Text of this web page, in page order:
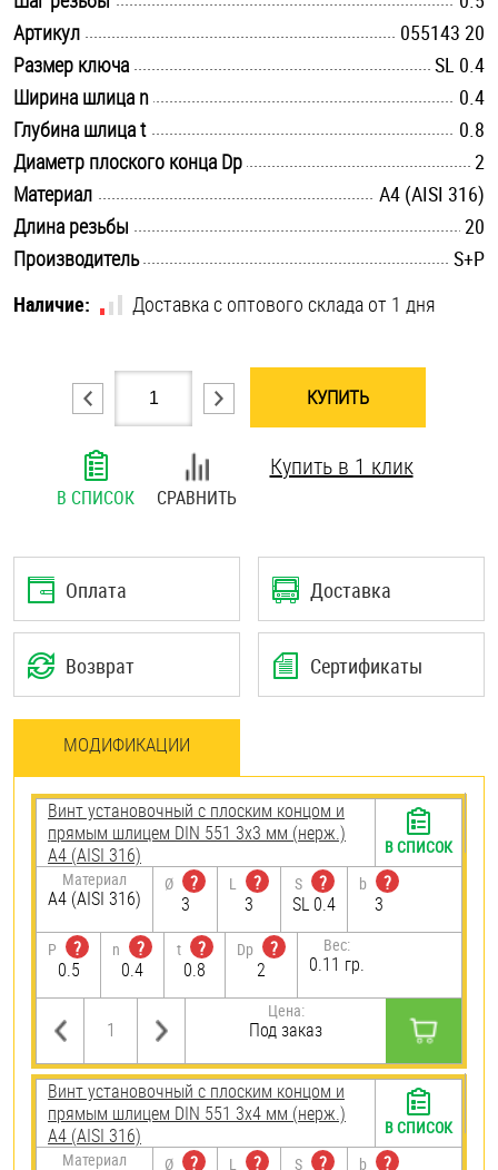
Хомуты
Шайбы
Шпильки
Шплинты
Штифты и пальцы
Артикул
055143 20
Размер ключа
SL 0.4
Ширина шлица n
0.4
Глубина шлица t
0.8
Диаметр плоского конца Dp
2
Материал
A4 (AISI 316)
Длина резьбы
20
Производитель
S+P
Наличие:
Доставка с оптового склада от 1 дня
КУПИТЬ
В СПИСОК СРАВНИТЬ
Купить в 1 клик
Оплата Доставка
Возврат Сертификаты
МОДИФИКАЦИИ
Винт установочный с плоским концом и
прямым шлицем DIN 551 3х3 мм (нерж.)
A4 (AISI 316)
Материал
A4 (AISI 316)
Ø
?
3
L
?
3
S
?
SL 0.4
b
?
3
P
?
0.5
n
?
0.4
t
?
0.8
Dp
?
2
Вес:
0.11 гр.
Цена:
Под заказ
В СПИСОК
Винт установочный с плоским концом и
прямым шлицем DIN 551 3х4 мм (нерж.)
A4 (AISI 316)
Материал Ø ? L ? S ? b ?
В СПИСОК